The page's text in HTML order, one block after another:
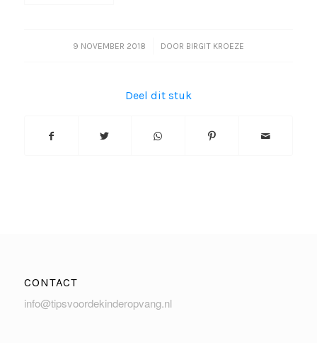
9 NOVEMBER 2018
/ DOOR BIRGIT KROEZE
Deel dit stuk
CONTACT
info@tipsvoordekinderopvang.nl